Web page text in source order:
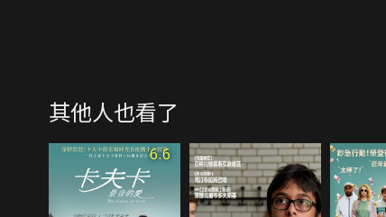
其他人也看了
6.6